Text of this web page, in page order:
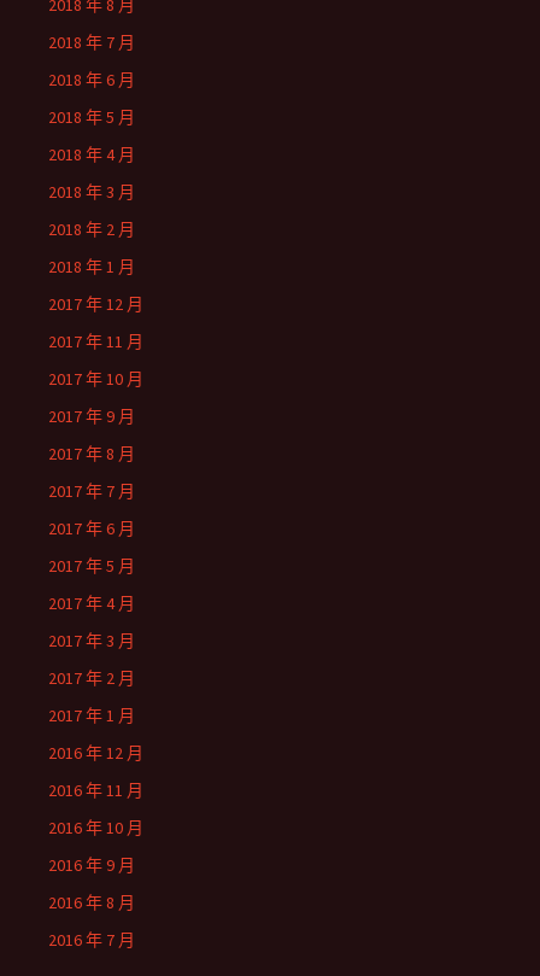
2018 年 8 月
2018 年 7 月
2018 年 6 月
2018 年 5 月
2018 年 4 月
2018 年 3 月
2018 年 2 月
2018 年 1 月
2017 年 12 月
2017 年 11 月
2017 年 10 月
2017 年 9 月
2017 年 8 月
2017 年 7 月
2017 年 6 月
2017 年 5 月
2017 年 4 月
2017 年 3 月
2017 年 2 月
2017 年 1 月
2016 年 12 月
2016 年 11 月
2016 年 10 月
2016 年 9 月
2016 年 8 月
2016 年 7 月